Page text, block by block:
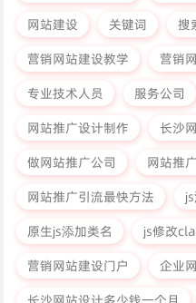
网站建设
关键词 搜
营销网站建设教学
营销
专业技术人员
服务公司
网站推广设计制作
长沙
做网站推广公司
网站推
网站推广引流最快方法
原生js添加类名
js修改
营销网站建设门户
企业